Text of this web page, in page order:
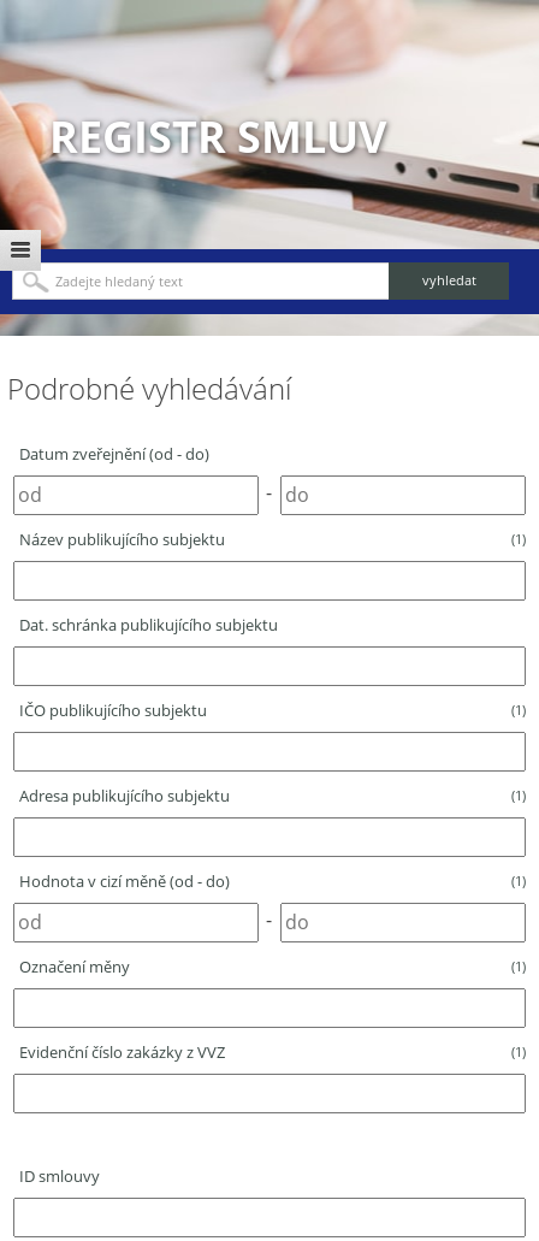
REGISTR SMLUV
Podrobné vyhledávání
Datum zveřejnění (od - do)
-
Název publikujícího subjektu (1)
Dat. schránka publikujícího subjektu
IČO publikujícího subjektu (1)
Adresa publikujícího subjektu (1)
Hodnota v cizí měně (od - do) (1)
-
Označení měny (1)
Evidenční číslo zakázky z VVZ (1)
ID smlouvy